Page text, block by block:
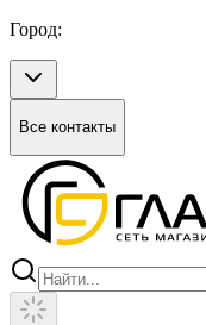
Город:
Все контакты